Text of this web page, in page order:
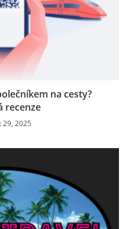
na cesty?
recenze
29, 2025